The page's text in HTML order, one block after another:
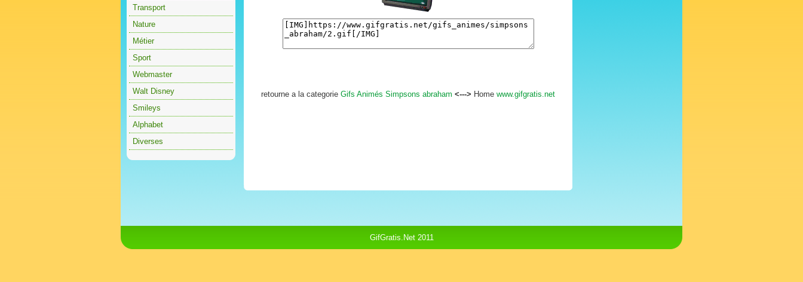
Transport
Nature
Métier
Sport
Webmaster
Walt Disney
Smileys
Alphabet
Diverses
retourne a la categorie Gifs Animés Simpsons abraham <---> Home www.gifgratis.net
GifGratis.Net 2011